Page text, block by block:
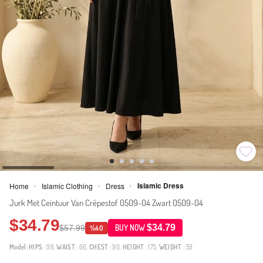
Home > Islamic Clothing > Dress > Islamic Dress
Jurk Met Ceintuur Van Crêpestof 0509-04 Zwart 0509-04
$34.79$57.99 %40 BUY NOW$34.79
Model: HIPS : 98,WAIST: 66,CHEST : 90, HEIGHT : 175, WEIGHT : 59